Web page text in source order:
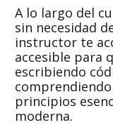
A lo largo del
sin necesidad
instructor te
accesible para
escribiendo
principios
moderna.